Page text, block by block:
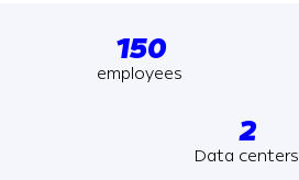
150
employees
2
Data centers